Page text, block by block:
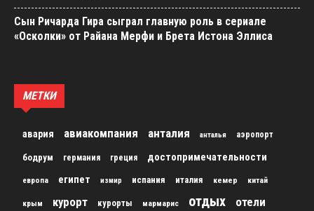
Сын Ричарда Гира сыграл главную роль в сериале
«Осколки» от Райана Мерфи и Брета Истона Эллиса
МЕТКИ
авария авиакомпания анталия анталья аэропорт
бодрум германия греция достопримечательности
европа египет измир испания италия кемер китай
крым курорт курорты мармарис отдых
отели